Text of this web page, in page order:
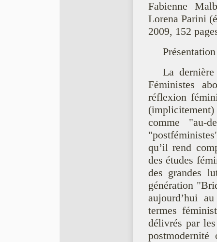
Fabienne
Lorena Parini
2009, 152
La
Féministes
réflexion
comme "au-
qu’il rend
des études
des grandes
génération
aujourd’hui
termes
délivrés par